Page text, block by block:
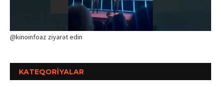
@kinoinfoaz ziyarət edin
KATEQORIYALAR